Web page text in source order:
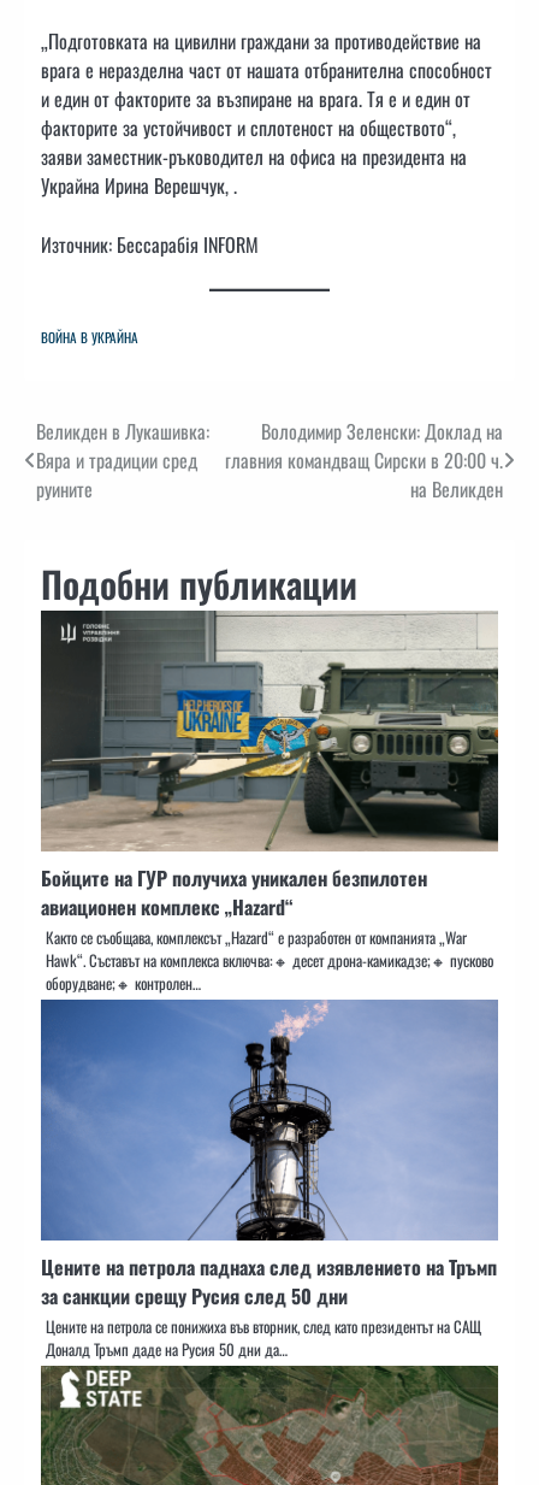
„Подготовката на цивилни граждани за противодействие на
врага е неразделна част от нашата отбранителна способност
и един от факторите за възпиране на врага. Тя е и един от
факторите за устойчивост и сплотеност на обществото“,
заяви заместник-ръководител на офиса на президента на
Украйна Ирина Верешчук, .
Източник: Бессарабiя INFORM
ВОЙНА В УКРАЙНА
Навигация
Великден в Лукашивка:
Вяра и традиции сред
руините
Володимир Зеленски: Доклад на
главния командващ Сирски в 20:00 ч.
на Великден
Подобни публикации
Бойците на ГУР получиха уникален безпилотен
авиационен комплекс „Hazard“
Както се съобщава, комплексът „Hazard“ е разработен от компанията „War
Hawk“. Съставът на комплекса включва:🔸 десет дрона-камикадзе;🔸 пусково
оборудване;🔸 контролен…
Цените на петрола паднаха след изявлението на Тръмп
за санкции срещу Русия след 50 дни
Цените на петрола се понижиха във вторник, след като президентът на САЩ
Доналд Тръмп даде на Русия 50 дни да…